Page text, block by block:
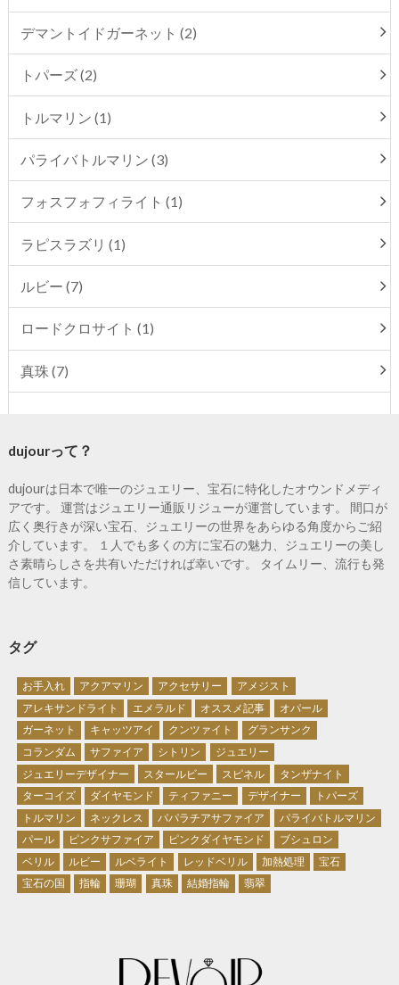
デマントイドガーネット (2)
トパーズ (2)
トルマリン (1)
パライバトルマリン (3)
フォスフォフィライト (1)
ラピスラズリ (1)
ルビー (7)
ロードクロサイト (1)
真珠 (7)
dujourって？
dujourは日本で唯一のジュエリー、宝石に特化したオウンドメディ
アです。 運営はジュエリー通販リジューが運営しています。 間口が
広く奥行きが深い宝石、ジュエリーの世界をあらゆる角度からご紹
介しています。 １人でも多くの方に宝石の魅力、ジュエリーの美し
さ素晴らしさを共有いただければ幸いです。 タイムリー、流行も発
信しています。
タグ
お手入れ アクアマリン アクセサリー
アメジスト
アレキサンドライト
エメラルド オススメ記事
オパール
ガーネット
キャッツアイ クンツァイト
グランサンク
コランダム
サファイア シトリン
ジュエリー
ジュエリーデザイナー
スタールビー スピネル
タンザナイト
ターコイズ
ダイヤモンド ティファニー デザイナー
トパーズ
トルマリン
ネックレス パパラチアサファイア
パライバトルマリン
パール
ピンクサファイア ピンクダイヤモンド
ブシュロン
ベリル
ルビー ルベライト レッドベリル 加熱処理
宝石
宝石の国
指輪 珊瑚 真珠 結婚指輪 翡翠